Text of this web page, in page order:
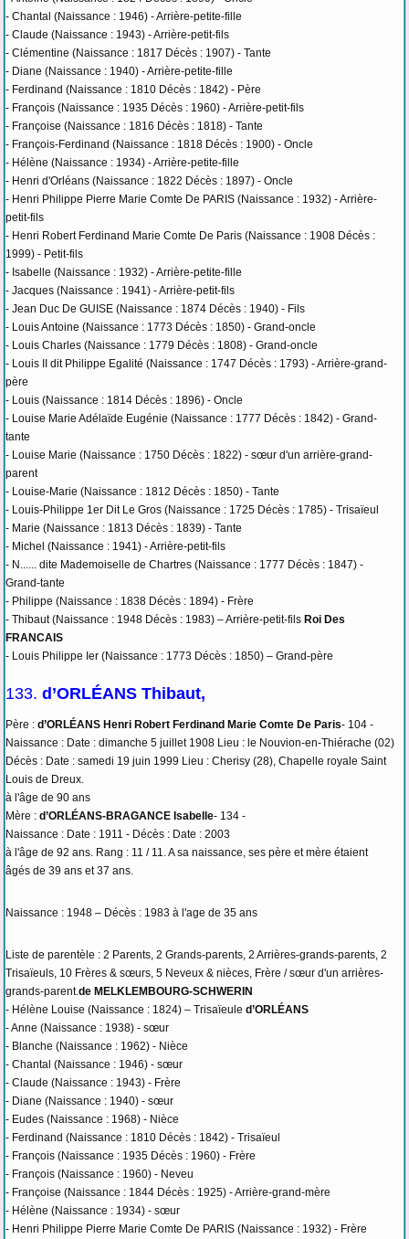
- Chantal (Naissance : 1946) - Arrière-petite-fille
- Claude (Naissance : 1943) - Arrière-petit-fils
- Clémentine (Naissance : 1817 Décès : 1907) - Tante
- Diane (Naissance : 1940) - Arrière-petite-fille
- Ferdinand (Naissance : 1810 Décès : 1842) - Père
- François (Naissance : 1935 Décès : 1960) - Arrière-petit-fils
- Françoise (Naissance : 1816 Décès : 1818) - Tante
- François-Ferdinand (Naissance : 1818 Décès : 1900) - Oncle
- Hélène (Naissance : 1934) - Arrière-petite-fille
- Henri d'Orléans (Naissance : 1822 Décès : 1897) - Oncle
- Henri Philippe Pierre Marie Comte De PARIS (Naissance : 1932) - Arrière-
petit-fils
- Henri Robert Ferdinand Marie Comte De Paris (Naissance : 1908 Décès :
1999) - Petit-fils
- Isabelle (Naissance : 1932) - Arrière-petite-fille
- Jacques (Naissance : 1941) - Arrière-petit-fils
- Jean Duc De GUISE (Naissance : 1874 Décès : 1940) - Fils
- Louis Antoine (Naissance : 1773 Décès : 1850) - Grand-oncle
- Louis Charles (Naissance : 1779 Décès : 1808) - Grand-oncle
- Louis II dit Philippe Egalité (Naissance : 1747 Décès : 1793) - Arrière-grand-
père
- Louis (Naissance : 1814 Décès : 1896) - Oncle
- Louise Marie Adélaïde Eugénie (Naissance : 1777 Décès : 1842) - Grand-
tante
- Louise Marie (Naissance : 1750 Décès : 1822) - sœur d'un arrière-grand-
parent
- Louise-Marie (Naissance : 1812 Décès : 1850) - Tante
- Louis-Philippe 1er Dit Le Gros (Naissance : 1725 Décès : 1785) - Trisaïeul
- Marie (Naissance : 1813 Décès : 1839) - Tante
- Michel (Naissance : 1941) - Arrière-petit-fils
- N...... dite Mademoiselle de Chartres (Naissance : 1777 Décès : 1847) -
Grand-tante
- Philippe (Naissance : 1838 Décès : 1894) - Frère
- Thibaut (Naissance : 1948 Décès : 1983) – Arrière-petit-fils Roi Des
FRANCAIS
- Louis Philippe Ier (Naissance : 1773 Décès : 1850) – Grand-père
133. d’ORLÉANS Thibaut,
Père : d’ORLÉANS Henri Robert Ferdinand Marie Comte De Paris- 104 -
Naissance : Date : dimanche 5 juillet 1908 Lieu : le Nouvion-en-Thiérache (02)
Décès : Date : samedi 19 juin 1999 Lieu : Cherisy (28), Chapelle royale Saint
Louis de Dreux.
à l'âge de 90 ans
Mère : d’ORLÉANS-BRAGANCE Isabelle- 134 -
Naissance : Date : 1911 - Décès : Date : 2003
à l'âge de 92 ans. Rang : 11 / 11. A sa naissance, ses père et mère étaient
âgés de 39 ans et 37 ans.
Naissance : 1948 – Décès : 1983 à l'age de 35 ans
Liste de parentèle : 2 Parents, 2 Grands-parents, 2 Arrières-grands-parents, 2
Trisaïeuls, 10 Frères & sœurs, 5 Neveux & nièces, Frère / sœur d'un arrières-
grands-parent.de MELKLEMBOURG-SCHWERIN
- Hélène Louise (Naissance : 1824) – Trisaïeule d’ORLÉANS
- Anne (Naissance : 1938) - sœur
- Blanche (Naissance : 1962) - Nièce
- Chantal (Naissance : 1946) - sœur
- Claude (Naissance : 1943) - Frère
- Diane (Naissance : 1940) - sœur
- Eudes (Naissance : 1968) - Nièce
- Ferdinand (Naissance : 1810 Décès : 1842) - Trisaïeul
- François (Naissance : 1935 Décès : 1960) - Frère
- François (Naissance : 1960) - Neveu
- Françoise (Naissance : 1844 Décès : 1925) - Arrière-grand-mère
- Hélène (Naissance : 1934) - sœur
- Henri Philippe Pierre Marie Comte De PARIS (Naissance : 1932) - Frère